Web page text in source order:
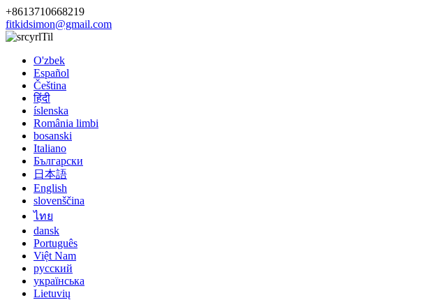
+8613710668219
fitkidsimon@gmail.com
Til
O'zbek
Español
Čeština
हिंदी
íslenska
România limbi
bosanski
Italiano
Български
日本語
English
slovenščina
ไทย
dansk
Português
Việt Nam
русский
українська
Lietuvių